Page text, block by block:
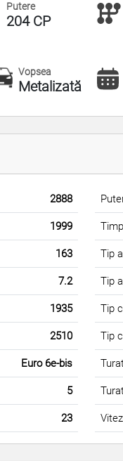
Putere
204 CP
Vopsea
Metalizată
2888
1999
163
7.2
1935
2510
Euro 6e-bis
5
23
Tip
Tip
Tip
Tip